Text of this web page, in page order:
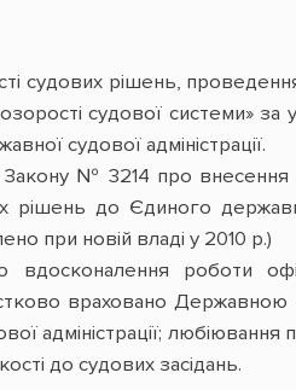
судових рішень,
судової системи» за
судової адміністрації.
№ 3214 про внесення
рішень до Єдиного
при новій владі у 2010 р.)
роботи
враховано Державною
адміністрації;
до судових засідань.